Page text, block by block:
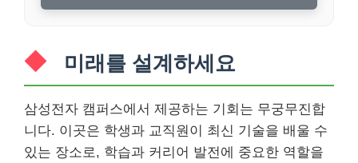
미래를 설계하세요
삼성전자 캠퍼스에서 제공하는 기회는 무궁무진합
니다. 이곳은 학생과 교직원이 최신 기술을 배울 수
있는 장소로, 학습과 커리어 발전에 중요한 역할을